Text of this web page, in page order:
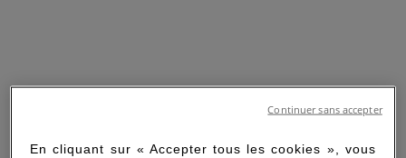
En cliquant sur « Accepter tous les cookies », vous
Continuer sans accepter